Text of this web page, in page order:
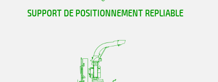
SUPPORT DE POSITIONNEMENT REPLIABLE